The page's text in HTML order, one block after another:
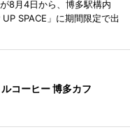
8月4日から、博多駅構内
SPACE」に期間限定で出
コーヒー 博多カフ